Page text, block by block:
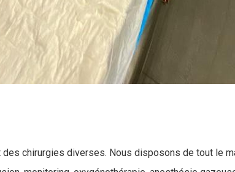
chirurgies diverses. Nous disposons de tout le